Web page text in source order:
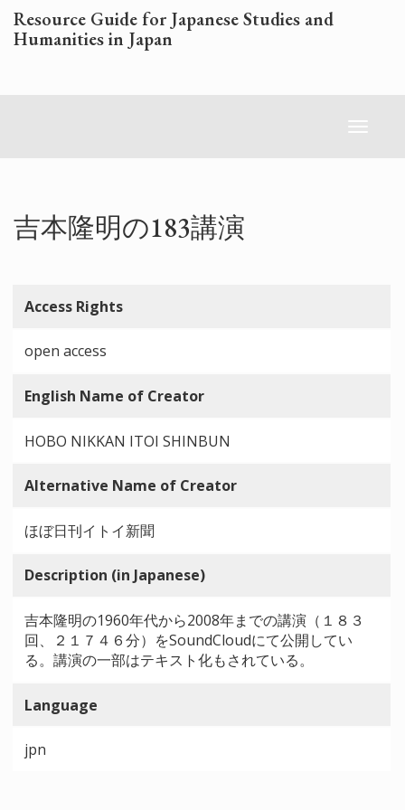
Skip
to
main
Resource Guide for Japanese Studies and
Humanities in Japan
Toggle
吉本隆明の183講演
Access Rights
open access
English Name of Creator
HOBO NIKKAN ITOI SHINBUN
Alternative Name of Creator
ほぼ日刊イトイ新聞
Description (in Japanese)
吉本隆明の1960年代から2008年までの講演（１８３
回、２１７４６分）をSoundCloudにて公開してい
る。講演の一部はテキスト化もされている。
Language
jpn